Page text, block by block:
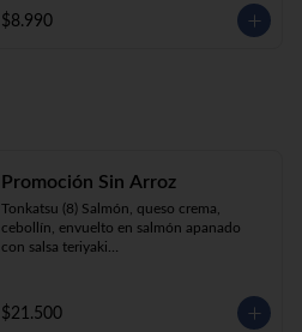
$8.990
Promoción Sin Arroz
Tonkatsu (8) Salmón, queso crema,
cebollín, envuelto en salmón apanado
con salsa teriyaki
Sake Ebi (8) Camarón, salmón, queso
crema y cebollín envuelto en palta.
$21.500